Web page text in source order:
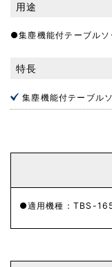
用途
●集塵機能付テーブルソ
特長
集塵機能付テーブル
適用機種：TBS-